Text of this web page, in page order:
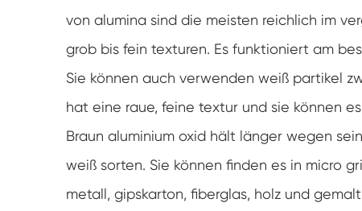
von alumina sind die meisten reichlich im
grob bis fein texturen. Es funktioniert am
Sie können auch verwenden weiß partikel
hat eine raue, feine textur und sie können
Braun aluminium oxid hält länger wegen
weiß sorten. Sie können finden es in micro
metall, gipskarton, fiberglas, holz und